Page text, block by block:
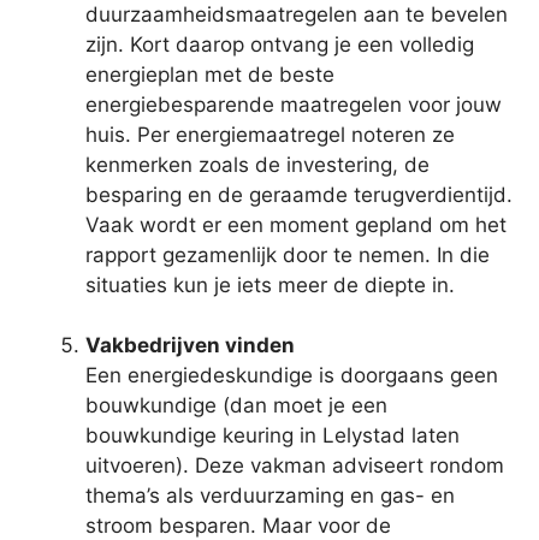
duurzaamheidsmaatregelen aan te bevelen
zijn. Kort daarop ontvang je een volledig
energieplan met de beste
energiebesparende maatregelen voor jouw
huis. Per energiemaatregel noteren ze
kenmerken zoals de investering, de
besparing en de geraamde terugverdientijd.
Vaak wordt er een moment gepland om het
rapport gezamenlijk door te nemen. In die
situaties kun je iets meer de diepte in.
Vakbedrijven vinden
Een energiedeskundige is doorgaans geen
bouwkundige (dan moet je een
bouwkundige keuring in Lelystad laten
uitvoeren). Deze vakman adviseert rondom
thema’s als verduurzaming en gas- en
stroom besparen. Maar voor de